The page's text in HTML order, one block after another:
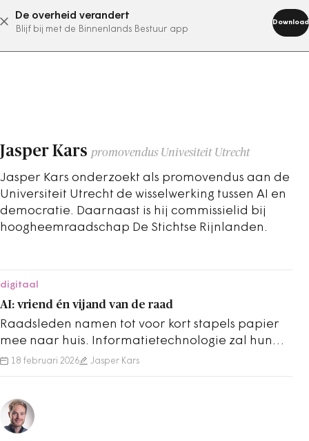
De overheid verandert
Blijf bij met de Binnenlands Bestuur app
Download
abonneer nu
Jasper Kars promovendus Univesiteit Utrecht
Jasper Kars onderzoekt als promovendus aan de
Universiteit Utrecht de wisselwerking tussen AI en
democratie. Daarnaast is hij commissielid bij
hoogheemraadschap De Stichtse Rijnlanden.
digitaal
AI: vriend én vijand van de raad
Raadsleden namen tot voor kort stapels papier
mee naar huis. Informatietechnologie zal hun
werk steeds meer gaan ondersteunen.
18 februari 2026 Jasper Kars